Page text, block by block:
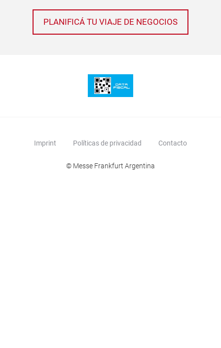
PLANIFICÁ TU VIAJE DE NEGOCIOS
Imprint Políticas de privacidad Contacto
© Messe Frankfurt Argentina